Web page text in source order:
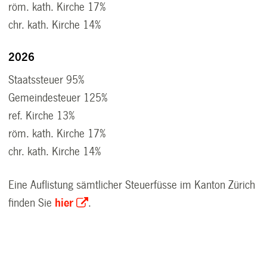
röm. kath. Kirche 17%
chr. kath. Kirche 14%
2026
Staatssteuer 95%
Gemeindesteuer 125%
ref. Kirche 13%
röm. kath. Kirche 17%
chr. kath. Kirche 14%
Eine Auflistung sämtlicher Steuerfüsse im Kanton Zürich
finden Sie hier .